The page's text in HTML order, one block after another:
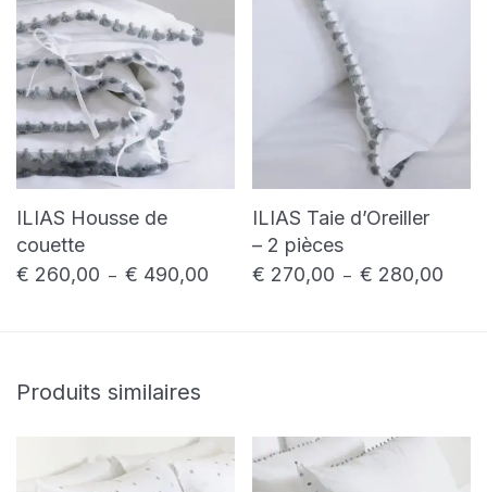
ILIAS Housse de
couette
€ 260,00 – € 490,00 Plage de prix : € 260,00 à € 490,00
ILIAS Taie d’Oreiller
– 2 pièces
€ 270,00 – € 280,00
Produits similaires